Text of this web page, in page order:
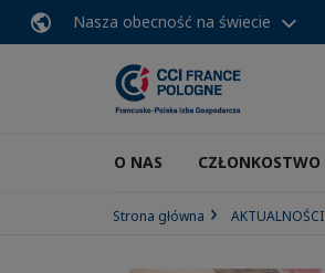
Nasza obecność na świecie
O NAS CZŁONKOSTWO
Strona główna AKTUALNOŚCI